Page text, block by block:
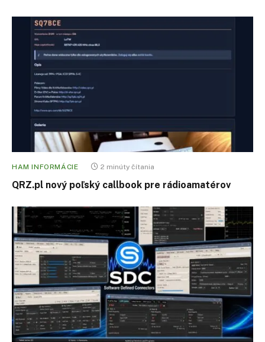
HAM INFORMÁCIE 2 minúty čítania
QRZ.pl nový poľský callbook pre rádioamatérov